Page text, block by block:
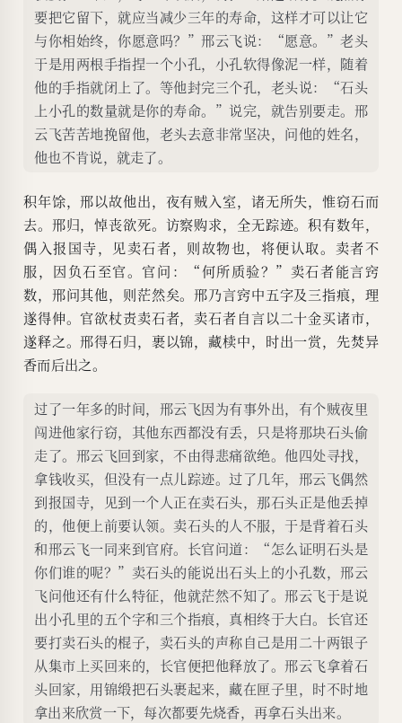
要把它留下，就应当减少三年的寿命，这样才可以让它
与你相始终，你愿意吗？”邢云飞说：“愿意。”老头
于是用两根手指捏一个小孔，小孔软得像泥一样，随着
他的手指就闭上了。等他封完三个孔，老头说：“石头
上小孔的数量就是你的寿命。”说完，就告别要走。邢
云飞苦苦地挽留他，老头去意非常坚决，问他的姓名，
他也不肯说，就走了。
积年馀，邢以故他出，夜有贼入室，诸无所失，惟窃石而
去。邢归，悼丧欲死。访察购求，全无踪迹。积有数年，
偶入报国寺，见卖石者，则故物也，将便认取。卖者不
服，因负石至官。官问：“何所质验？”卖石者能言窍
数，邢问其他，则茫然矣。邢乃言窍中五字及三指痕，理
遂得伸。官欲杖责卖石者，卖石者自言以二十金买诸市，
遂释之。邢得石归，裹以锦，藏椟中，时出一赏，先焚异
香而后出之。
过了一年多的时间，邢云飞因为有事外出，有个贼夜里
闯进他家行窃，其他东西都没有丢，只是将那块石头偷
走了。邢云飞回到家，不由得悲痛欲绝。他四处寻找，
拿钱收买，但没有一点儿踪迹。过了几年，邢云飞偶然
到报国寺，见到一个人正在卖石头，那石头正是他丢掉
的，他便上前要认领。卖石头的人不服，于是背着石头
和邢云飞一同来到官府。长官问道：“怎么证明石头是
你们谁的呢？”卖石头的能说出石头上的小孔数，邢云
飞问他还有什么特征，他就茫然不知了。邢云飞于是说
出小孔里的五个字和三个指痕，真相终于大白。长官还
要打卖石头的棍子，卖石头的声称自己是用二十两银子
从集市上买回来的，长官便把他释放了。邢云飞拿着石
头回家，用锦缎把石头裹起来，藏在匣子里，时不时地
拿出来欣赏一下，每次都要先烧香，再拿石头出来。